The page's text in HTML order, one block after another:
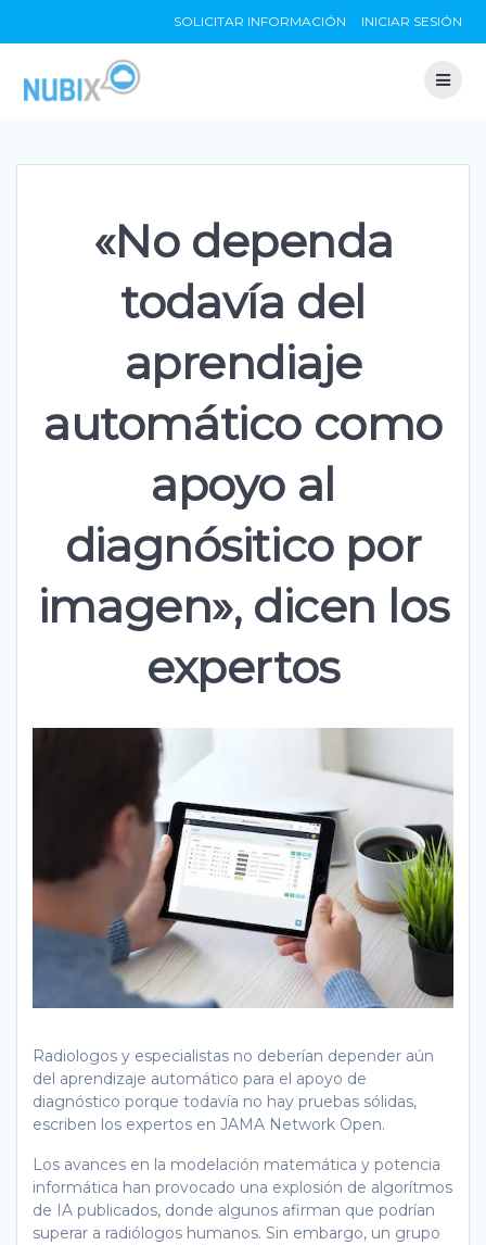
to
SOLICITAR INFORMACIÓN INICIAR SESIÓN
«No dependa
todavía del
aprendiaje
automático como
apoyo al
diagnósitico por
imagen», dicen los
expertos
Radiologos y especialistas no deberían depender aún
del aprendizaje automático para el apoyo de
diagnóstico porque todavía no hay pruebas sólidas,
escriben los expertos en JAMA Network Open.
Los avances en la modelación matemática y potencia
informática han provocado una explosión de algorítmos
de IA publicados, donde algunos afirman que podrían
superar a radiólogos humanos. Sin embargo, un grupo